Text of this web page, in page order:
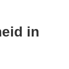
in